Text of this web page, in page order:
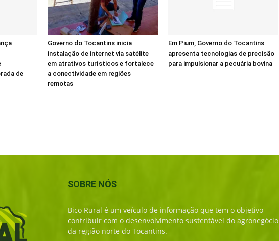
de
Governo do Tocantins inicia
instalação de internet via satélite
em atrativos turísticos e fortalece
a conectividade em regiões
remotas
Em Pium, Governo do Tocantins
apresenta tecnologias de precisão
para impulsionar a pecuária bovina
SOBRE NÓS
Bico Rural é um veículo de informação que tem o objetivo
contribuir com o desenvolvimento sustentável do agronegócio
da região norte do Tocantins.